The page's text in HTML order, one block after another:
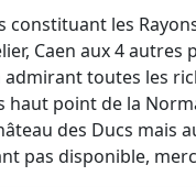
constituant les
Caen aux 4 autres
toutes les
haut point de la
des Ducs mais
pas disponible,